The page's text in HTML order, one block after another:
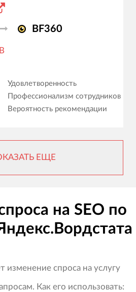
BF360
Удовлетворенность
Профессионализм сотрудников
Вероятность рекомендации
ЕЩЕ
на SEO по
изменение спроса на услугу
Как его использовать: